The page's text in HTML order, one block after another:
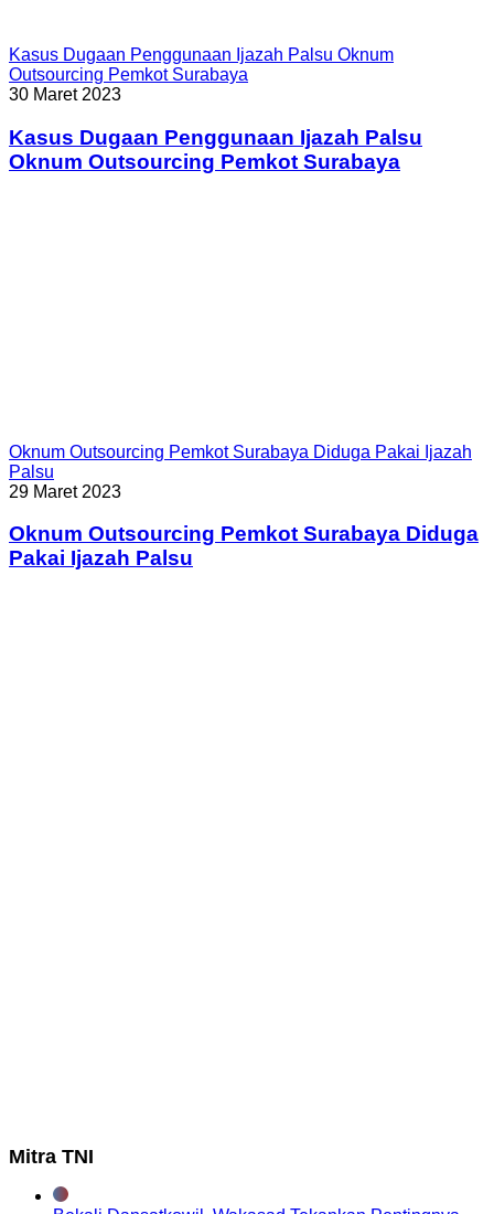
Kasus Dugaan Penggunaan Ijazah Palsu Oknum
Outsourcing Pemkot Surabaya
30 Maret 2023
Kasus Dugaan Penggunaan Ijazah Palsu
Oknum Outsourcing Pemkot Surabaya
Oknum Outsourcing Pemkot Surabaya Diduga Pakai Ijazah
Palsu
29 Maret 2023
Oknum Outsourcing Pemkot Surabaya Diduga
Pakai Ijazah Palsu
Mitra TNI